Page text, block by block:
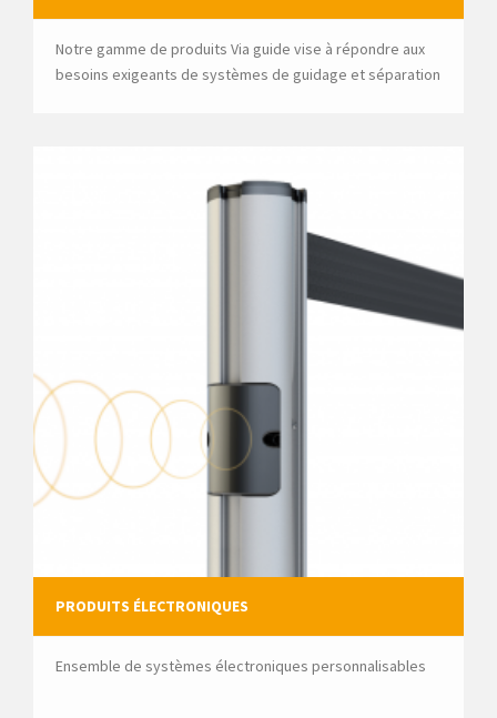
Notre gamme de produits Via guide vise à répondre aux
besoins exigeants de systèmes de guidage et séparation
PRODUITS ÉLECTRONIQUES
Ensemble de systèmes électroniques personnalisables